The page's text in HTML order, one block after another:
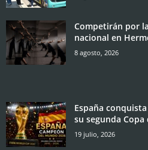
Competirán por
nacional en
8 agosto, 2026
España
su segunda Copa
19 julio, 2026